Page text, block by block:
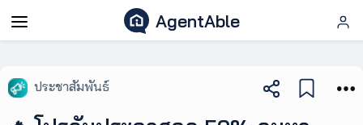
AgentAble
AgentAble
สำหรับ
ประชาสัมพันธ์